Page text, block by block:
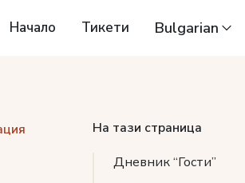
Начало Тикети Bulgarian
На тази страница
Дневник “Гости”